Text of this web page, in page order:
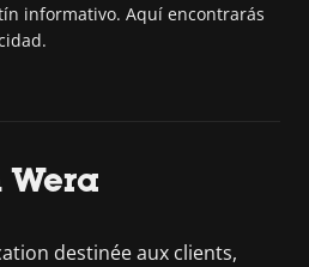
informativo. Aquí encontrarás
destinée aux clients,